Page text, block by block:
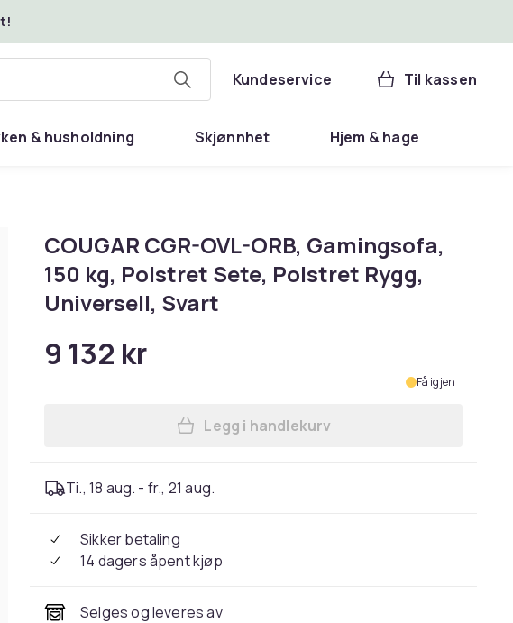
Kundeservice Til kassen
& husholdning Skjønnhet Hjem & hage
COUGAR CGR-OVL-ORB, Gamingsofa,
150 kg, Polstret Sete, Polstret Rygg,
Universell, Svart
9 132 kr
Få igjen
Legg COUGAR CGR-OVL-ORB,
Legg i handlekurv
Ti., 18 aug. - fr., 21 aug.
Sikker betaling
14 dagers åpent kjøp
Selges og leveres av